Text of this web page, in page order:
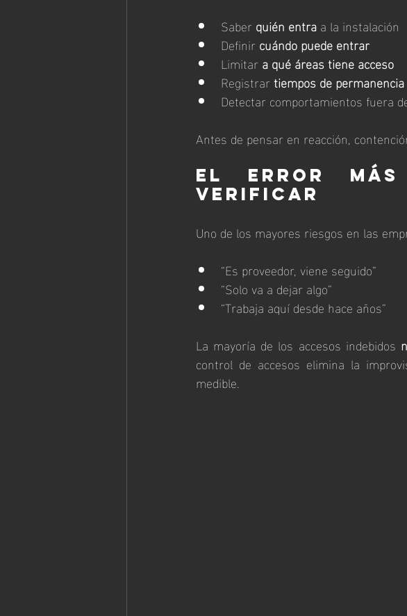
Saber quién entra a la instalación
Definir cuándo puede entrar
Limitar a qué áreas tiene acceso
Registrar tiempos de permanencia
Detectar comportamientos fuera
Antes de pensar en reacción,
El error más
verificar
Uno de los mayores riesgos en las
“Es proveedor, viene seguido”
“Solo va a dejar algo”
“Trabaja aquí desde hace años”
La mayoría de los accesos indebidos
control de accesos elimina la
medible.